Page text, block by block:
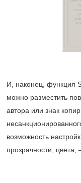
И, наконец, функция
можно разместить
автора или знак
возможность
прозрачности, цвета,